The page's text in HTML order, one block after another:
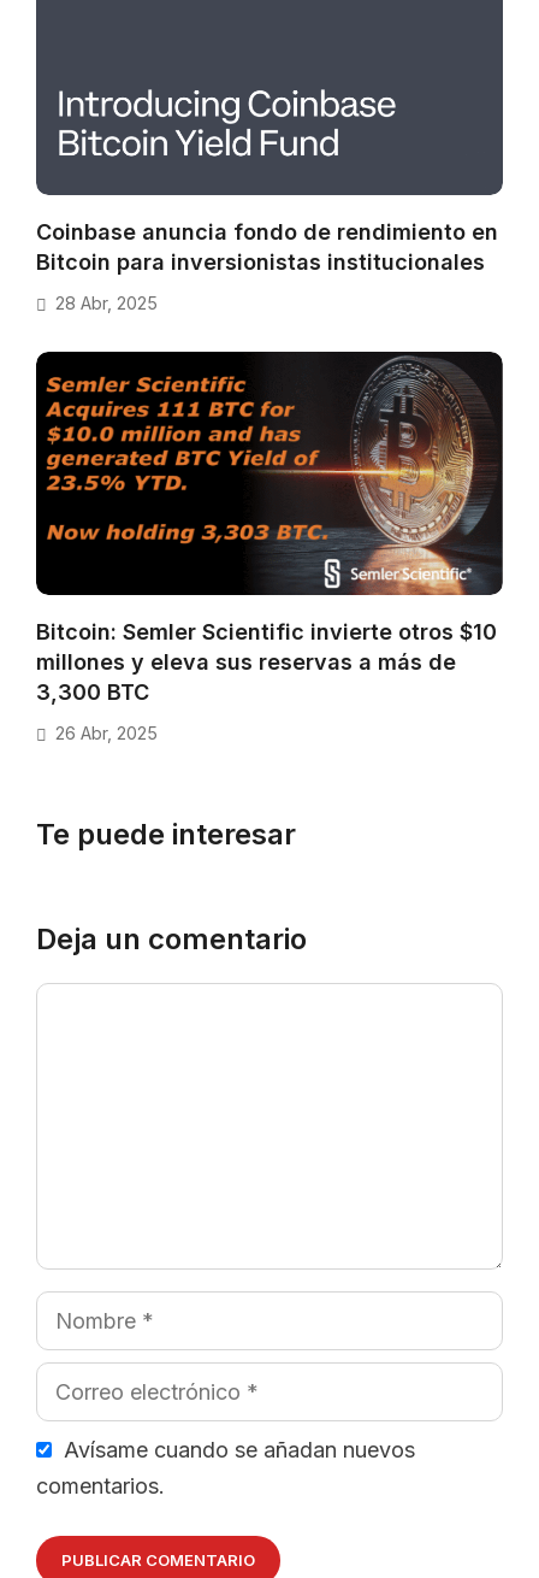
Coinbase anuncia fondo de rendimiento en
Bitcoin para inversionistas institucionales
28 Abr, 2025
Bitcoin: Semler Scientific invierte otros $10
millones y eleva sus reservas a más de
3,300 BTC
26 Abr, 2025
Te puede interesar
Deja un comentario
Comentario
Nombre
Correo
electrónico
Avísame cuando se añadan nuevos
comentarios.